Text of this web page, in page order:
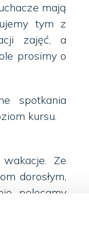
mają
tym z
zajęć, a
prosimy o
spotkania
kursu.
Ze
dorosłym,
polecamy